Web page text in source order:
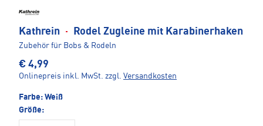
Kathrein · Rodel Zugleine mit Karabinerhaken
Zubehör für Bobs & Rodeln
€ 4,99
Onlinepreis inkl. MwSt. zzgl. Versandkosten
Farbe: Weiß
Größe: